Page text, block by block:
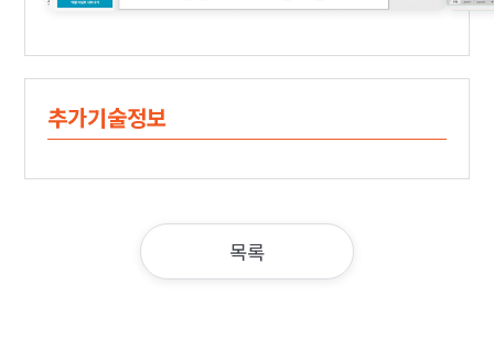
추가기술정보
목록